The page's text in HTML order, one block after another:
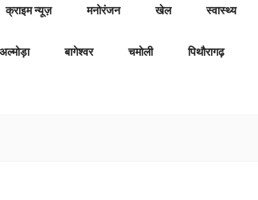
क्राइम न्यूज़ मनोरंजन खेल स्वास्थ्य
अल्मोड़ा बागेश्वर चमोली पिथौरागढ़